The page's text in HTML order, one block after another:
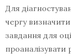
Для
чергу
завдання для
проаналізувати